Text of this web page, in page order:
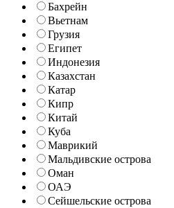
Бахрейн
Вьетнам
Грузия
Египет
Индонезия
Казахстан
Катар
Кипр
Китай
Куба
Маврикий
Мальдивские острова
Оман
ОАЭ
Сейшельские острова